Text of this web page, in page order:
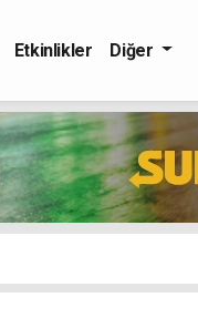
Etkinlikler Diğer